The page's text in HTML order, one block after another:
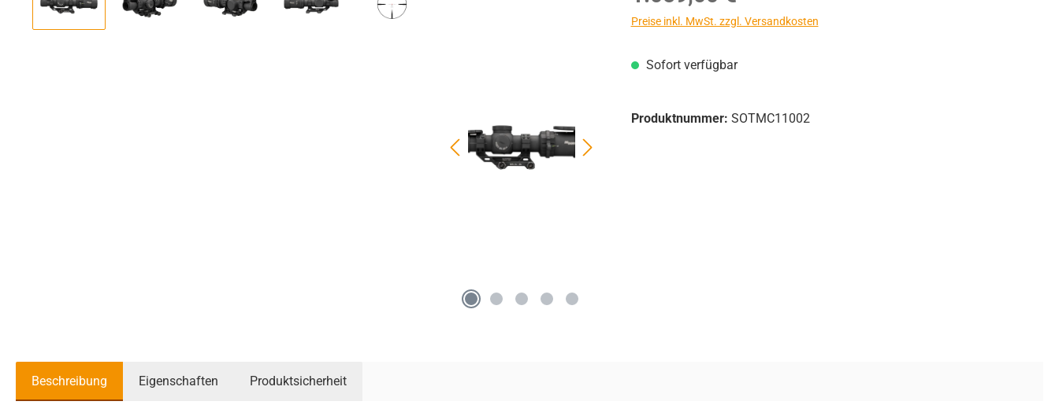
Preise inkl. MwSt. zzgl. Versandkosten
Sofort verfügbar
Produktnummer: SOTMC11002
Beschreibung Eigenschaften Produktsicherheit